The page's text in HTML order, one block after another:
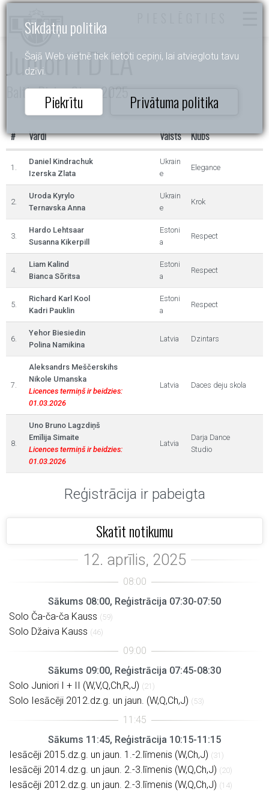
Sīkdatņu politika
Šajā Web vietnē tiek lietoti cepiņi, lai atvieglotu tavu
dzīvi.
Piekrītu Privātuma politika
Juniori I D LA
Baltic Rising Stars 2025
# Vārdi Valsts Klubs
1.
Daniel Kindrachuk
Izerska Zlata
Ukrain
e
Elegance
2.
Uroda Kyrylo
Ternavska Anna
Ukrain
e
Krok
3.
Hardo Lehtsaar
Susanna Kikerpill
Estoni
a
Respect
4.
Liam Kalind
Bianca Sõritsa
Estoni
a
Respect
5.
Richard Karl Kool
Kadri Pauklin
Estoni
a
Respect
6.
Yehor Biesiedin
Polina Namikina
Latvia Dzintars
7.
Aleksandrs Meščerskihs
Nikole Umanska
Licences termiņš ir beidzies:
01.03.2026
Latvia Daces deju skola
8.
Uno Bruno Lagzdiņš
Emīlija Simaite
Licences termiņš ir beidzies:
01.03.2026
Latvia
Darja Dance
Studio
Reģistrācija ir pabeigta
Skatīt notikumu
Sākums 08:00, Reģistrācija 07:30-07:50
Solo Ča-ča-ča Kauss (59)
Solo Džaiva Kauss (46)
Sākums 09:00, Reģistrācija 07:45-08:30
Solo Juniori I + II (W,V,Q,Ch,R,J) (21)
Solo Iesācēji 2012.dz.g. un jaun. (W,Q,Ch,J) (53)
Sākums 11:45, Reģistrācija 10:15-11:15
Iesācēji 2015.dz.g. un jaun. 1.-2.līmenis (W,Ch,J) (31)
Iesācēji 2014.dz.g. un jaun. 2.-3.līmenis (W,Q,Ch,J) (20)
Iesācēji 2012.dz.g. un jaun. 2.-3.līmenis (W,Q,Ch,J) (14)